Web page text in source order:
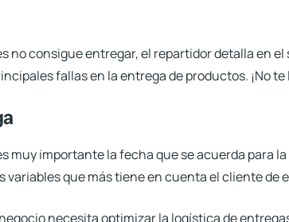
no consigue entregar, el repartidor detalla en el
fallas en la entrega de productos. ¡No te
muy importante la fecha que se acuerda para
variables que más tiene en cuenta el cliente de
necesita optimizar la logística de